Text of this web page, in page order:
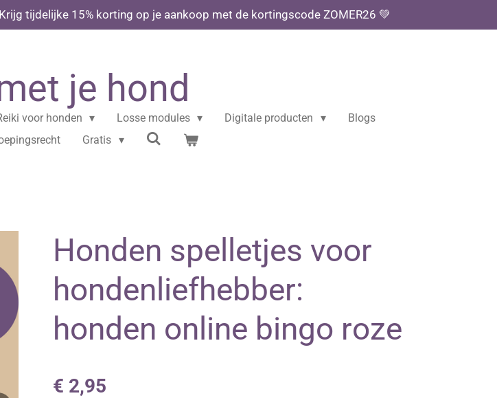
Krijg tijdelijke 15% korting op je aankoop met de kortingscode ZOMER26 💚
je hond
voor honden Losse modules Digitale producten
Blogs
Gratis
Honden spelletjes voor
hondenliefhebber:
honden online bingo roze
€ 2,95